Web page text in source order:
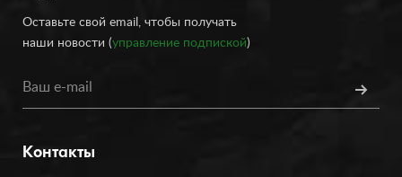
Оставьте свой email, чтобы получать
наши новости (управление подпиской)
Контакты